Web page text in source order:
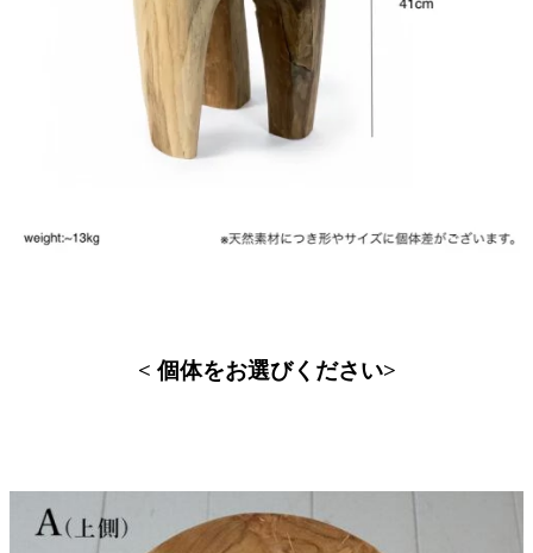
< 個体をお選びください>